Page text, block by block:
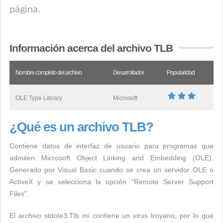
página.
Información acerca del archivo TLB
Nombre completo del archivo Desarrollador Popularidad
OLE Type Library Microsoft
¿Qué es un archivo TLB?
Contiene datos de interfaz de usuario para programas que
admiten Microsoft Object Linking and Embedding (OLE).
Generado por Visual Basic cuando se crea un servidor OLE o
ActiveX y se selecciona la opción "Remote Server Support
Files".
El archivo stdole3.Tlb mi contiene un virus troyano, por lo que